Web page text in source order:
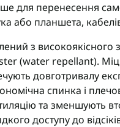
для перенесення
або планшета,
з високоякісного
(water repellant).
довготривалу
спинка і
та зменшують
доступу до